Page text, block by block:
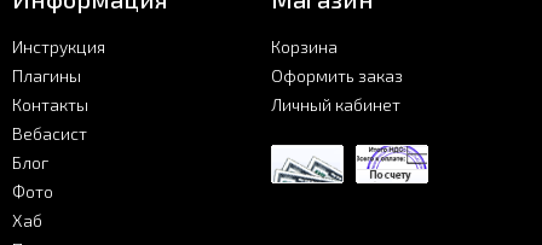
Инструкция
Плагины
Контакты
Вебасист
Блог
Фото
Хаб
Корзина
Оформить заказ
Личный кабинет